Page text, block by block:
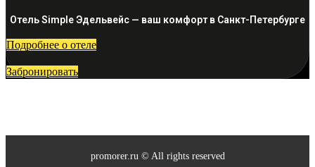
Отель Simple Эдельвейс — ваш комфорт в Санкт-Петербурге
Подробнее о отеле
Забронировать
promorer.ru © All rights reserved